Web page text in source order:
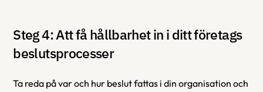
Steg 4: Att få hållbarhet in i ditt företags
beslutsprocesser
Ta reda på var och hur beslut fattas i din organisation och